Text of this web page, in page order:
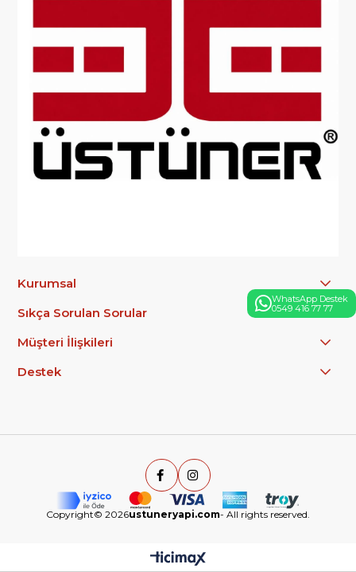
Kurumsal
Sıkça Sorulan Sorular
Müşteri İlişkileri
Destek
Copyright© 2026ustuneryapi.com- All rights reserved.
WhatsApp Destek
0549 416 77 77